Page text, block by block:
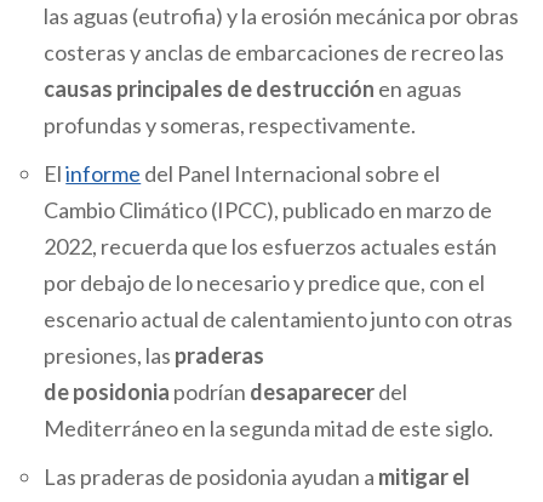
las aguas (eutrofia) y la erosión mecánica por obras
costeras y anclas de embarcaciones de recreo las
causas principales de destrucción en aguas
profundas y someras, respectivamente.
Elinforme del Panel Internacional sobre el
Cambio Climático (IPCC), publicado en marzo de
2022, recuerda que los esfuerzos actuales están
por debajo de lo necesario y predice que, con el
escenario actual de calentamiento junto con otras
presiones, las praderas
de posidonia podrían desaparecerdel
Mediterráneo en la segunda mitad de este siglo.
Las praderas de posidonia ayudan a mitigar el